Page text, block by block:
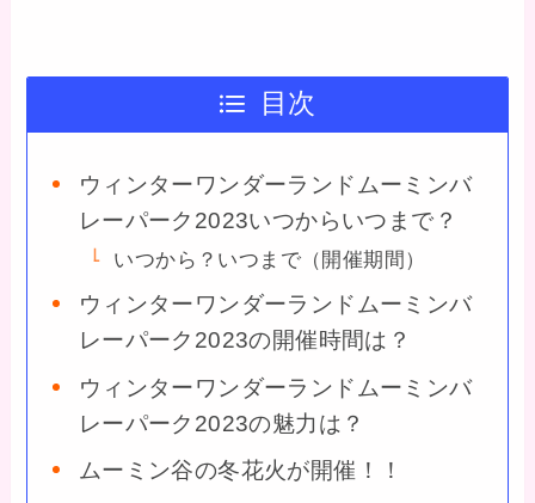
目次
ウィンターワンダーランドムーミンバ
レーパーク2023いつからいつまで？
いつから？いつまで（開催期間）
ウィンターワンダーランドムーミンバ
レーパーク2023の開催時間は？
ウィンターワンダーランドムーミンバ
レーパーク2023の魅力は？
ムーミン谷の冬花火が開催！！